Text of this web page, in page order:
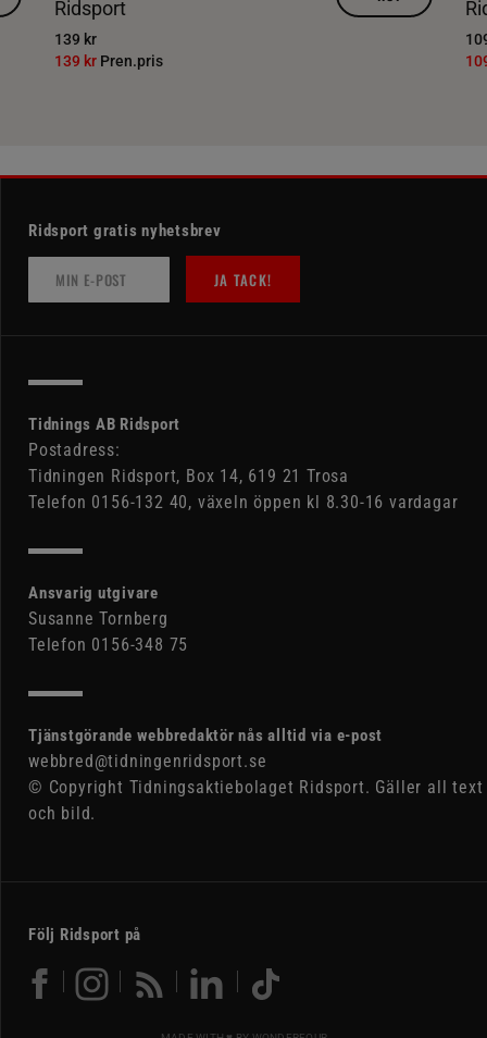
Ridsport
139 kr
139 kr Pren.pris
Ridsport gratis nyhetsbrev
JA TACK!
Tidnings AB Ridsport
Postadress:
Tidningen Ridsport, Box 14, 619 21 Trosa
Telefon 0156-132 40, växeln öppen kl 8.30-16 vardagar
Ansvarig utgivare
Susanne Tornberg
Telefon 0156-348 75
Tjänstgörande webbredaktör nås alltid via e-post
webbred@tidningenridsport.se
© Copyright Tidningsaktiebolaget Ridsport. Gäller all text
och bild.
Följ Ridsport på